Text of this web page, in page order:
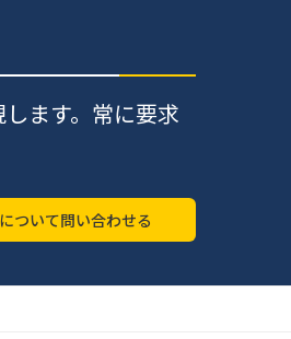
ます。常に要求
ついて問い合わせる